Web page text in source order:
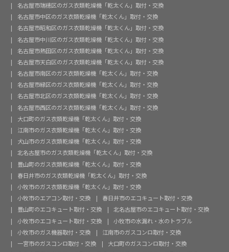
名古屋市瑞穂区のガス衣類乾燥機「乾太くん」取付・交換
名古屋市中区のガス衣類乾燥機「乾太くん」取付・交換
名古屋市昭和区のガス衣類乾燥機「乾太くん」取付・交換
名古屋市中川区のガス衣類乾燥機「乾太くん」取付・交換
名古屋市熱田区のガス衣類乾燥機「乾太くん」取付・交換
名古屋市天白区のガス衣類乾燥機「乾太くん」取付・交換
名古屋市南区のガス衣類乾燥機「乾太くん」取付・交換
名古屋市緑区のガス衣類乾燥機「乾太くん」取付・交換
名古屋市北区のガス衣類乾燥機「乾太くん」取付・交換
名古屋市西区のガス衣類乾燥機「乾太くん」取付・交換
大口町のガス衣類乾燥機「乾太くん」取付・交換
江南市のガス衣類乾燥機「乾太くん」取付・交換
犬山市のガス衣類乾燥機「乾太くん」取付・交換
北名古屋市のガス衣類乾燥機「乾太くん」取付・交換
豊山町のガス衣類乾燥機「乾太くん」取付・交換
春日井市のガス衣類乾燥機「乾太くん」取付・交換
小牧市のガス衣類乾燥機「乾太くん」取付・交換
小牧市のエアコン取付・交換
春日井市のエコキュート取付・交換
豊山町のエコキュート取付・交換
北名古屋市のエコキュート取付・交換
小牧市のエコキュート取付・交換
小牧市の水漏れ・水のトラブル
小牧市のガス機器取付・交換
江南市のガスコンロ取付・交換
一宮市のガスコンロ取付・交換
大口町のガスコンロ取付・交換